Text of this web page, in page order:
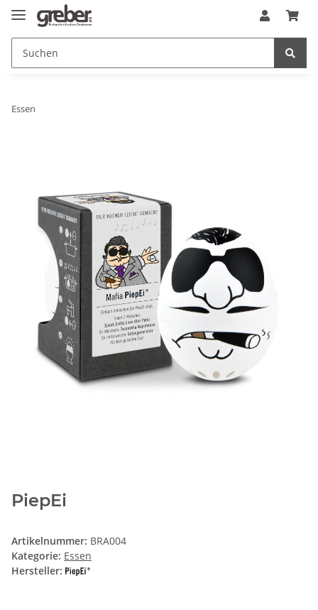
Essen
PiepEi
Artikelnummer: BRA004
Kategorie: Essen
Hersteller: